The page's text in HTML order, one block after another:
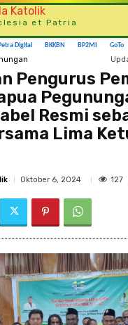
Katolik
et Patria
Digital BKKBN BP2MI GoTo
Pengurus
Resmi
Lima
Oktober 6, 2024 127